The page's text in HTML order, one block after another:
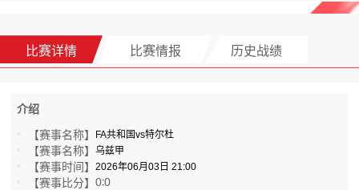
比赛详情 比赛情报 历史战绩
介绍
【赛事名称】
FA共和国vs特尔杜
【赛事名称】乌兹甲
【赛事时间】2026年06月03日 21:00
【赛事比分】0:0